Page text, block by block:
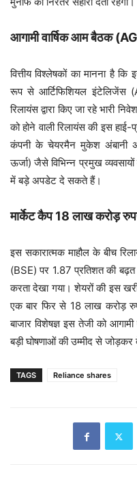
आगामी वार्षिक आम बैठक
वित्तीय विश्लेषकों का मानना है
रूप से आर्टिफिशियल इंटेलिजेंस
रिलायंस द्वारा किए जा रहे भारी
को होने वाली रिलायंस की इस
कंपनी के चेयरमैन मुकेश अंबानी
ऊर्जा) जैसे विभिन्न प्रमुख
में बड़े अपडेट दे सकते हैं।
मार्केट कैप 18 लाख करोड़
इस सकारात्मक माहौल के बीच
(BSE) पर 1.87 प्रतिशत की
करता देखा गया। शेयरों की इस
एक बार फिर से 18 लाख करोड़
बाजार विशेषज्ञ इस तेजी को
बड़ी घोषणाओं की उम्मीद से
TAGS Reliance shares